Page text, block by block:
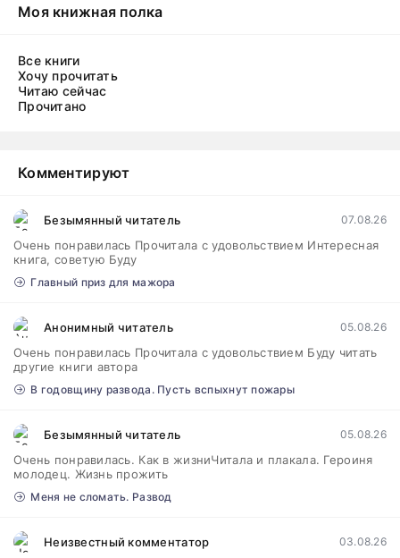
Моя книжная полка
Все книги
Хочу прочитать
Читаю сейчас
Прочитано
Комментируют
Безымянный читатель 07.08.26
Очень понравилась Прочитала с удовольствием Интересная
книга, советую Буду
Главный приз для мажора
Анонимный читатель 05.08.26
Очень понравилась Прочитала с удовольствием Буду читать
другие книги автора
В годовщину развода. Пусть вспыхнут пожары
Безымянный читатель 05.08.26
Очень понравилась. Как в жизниЧитала и плакала. Героиня
молодец. Жизнь прожить
Меня не сломать. Развод
Неизвестный комментатор 03.08.26